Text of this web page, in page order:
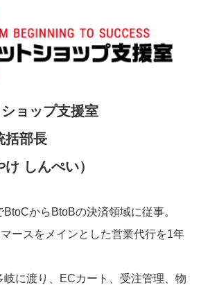
ョップ支援室
括部長
しんぺい）
からBtoBの決済領域に従事。
ースをメインとした営業代行を1年
に渡り、ECカート、受注管理、物